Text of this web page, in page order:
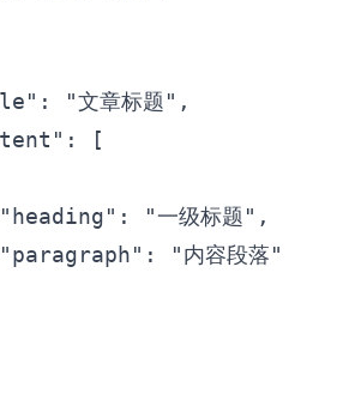
"文章标题",
"一级标题",
"内容段落"